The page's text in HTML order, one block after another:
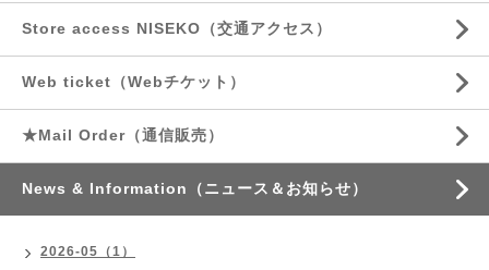
Store access NISEKO（交通アクセス）
Web ticket（Webチケット）
★Mail Order（通信販売）
News & Information（ニュース＆お知らせ）
2026-05（1）